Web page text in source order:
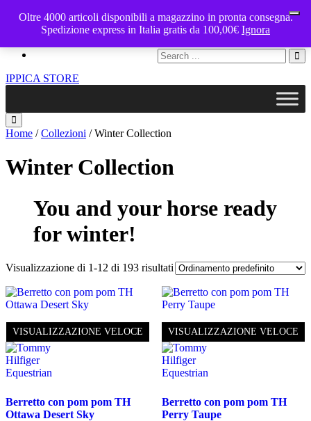
ippicastore@gmail.com
My Cart - €0
IPPICA STORE
Home /Collezioni / Winter Collection
Winter Collection
You and your horse ready
for winter!
Visualizzazione di 1-12 di 193 risultati
VISUALIZZAZIONE VELOCE
Berretto con pom pom TH
Ottawa Desert Sky
VISUALIZZAZIONE VELOCE
Berretto con pom pom TH
Perry Taupe
Oltre 4000 articoli disponibili a magazzino in pronta consegna.
Spedizione express in Italia gratis da 100,00€ Ignora